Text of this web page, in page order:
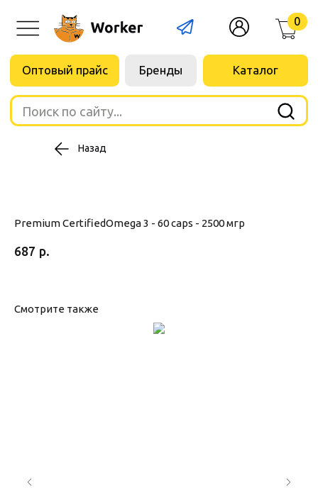
Поиск по сайту...
Назад
Premium CertifiedOmega 3 - 60 caps - 2500 мгр
687 р.
Смотрите также